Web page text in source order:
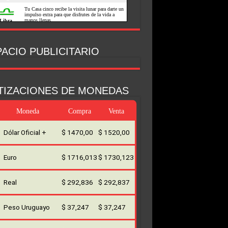
PUBLICITARIO
DE MONEDAS
Moneda Compra Venta
Dólar Oficial + $ 1470,00 $ 1520,00
Euro $ 1716,013$ 1730,123
Real $ 292,836 $ 292,837
Peso Uruguayo $ 37,247 $ 37,247